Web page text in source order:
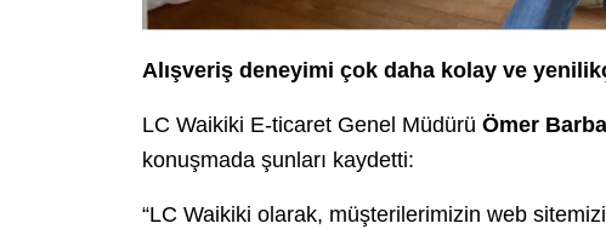
Alışveriş deneyimi çok daha kolay ve
LC Waikiki E-ticaret Genel Müdürü Ömer
konuşmada şunları kaydetti:
“LC Waikiki olarak, müşterilerimizin web